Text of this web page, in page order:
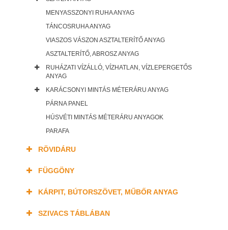
MENYASSZONYI RUHA ANYAG
TÁNCOSRUHA ANYAG
VIASZOS VÁSZON ASZTALTERÍTŐ ANYAG
ASZTALTERÍTŐ, ABROSZ ANYAG
RUHÁZATI VÍZÁLLÓ, VÍZHATLAN, VÍZLEPERGETŐS
ANYAG
KARÁCSONYI MINTÁS MÉTERÁRU ANYAG
PÁRNA PANEL
HÚSVÉTI MINTÁS MÉTERÁRU ANYAGOK
PARAFA
RÖVIDÁRU
FÜGGÖNY
KÁRPIT, BÚTORSZÖVET, MŰBŐR ANYAG
SZIVACS TÁBLÁBAN